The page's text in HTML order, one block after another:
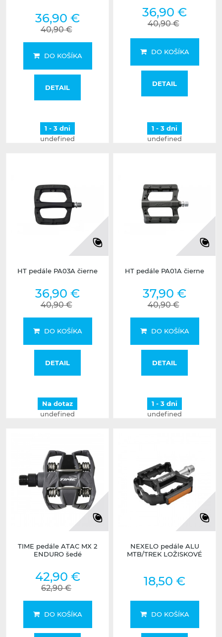
36,90 €
40,90 €
DO KOŠÍKA
DETAIL
1 - 3 dni
undefined
36,90 €
40,90 €
DO KOŠÍKA
DETAIL
1 - 3 dni
undefined
HT pedále PA03A čierne
36,90 €
40,90 €
DO KOŠÍKA
DETAIL
Na dotaz
undefined
HT pedále PA01A čierne
37,90 €
40,90 €
DO KOŠÍKA
DETAIL
1 - 3 dni
undefined
TIME pedále ATAC MX 2
ENDURO šedé
42,90 €
62,90 €
DO KOŠÍKA
NEXELO pedále ALU
MTB/TREK LOŽISKOVÉ
18,50 €
DO KOŠÍKA